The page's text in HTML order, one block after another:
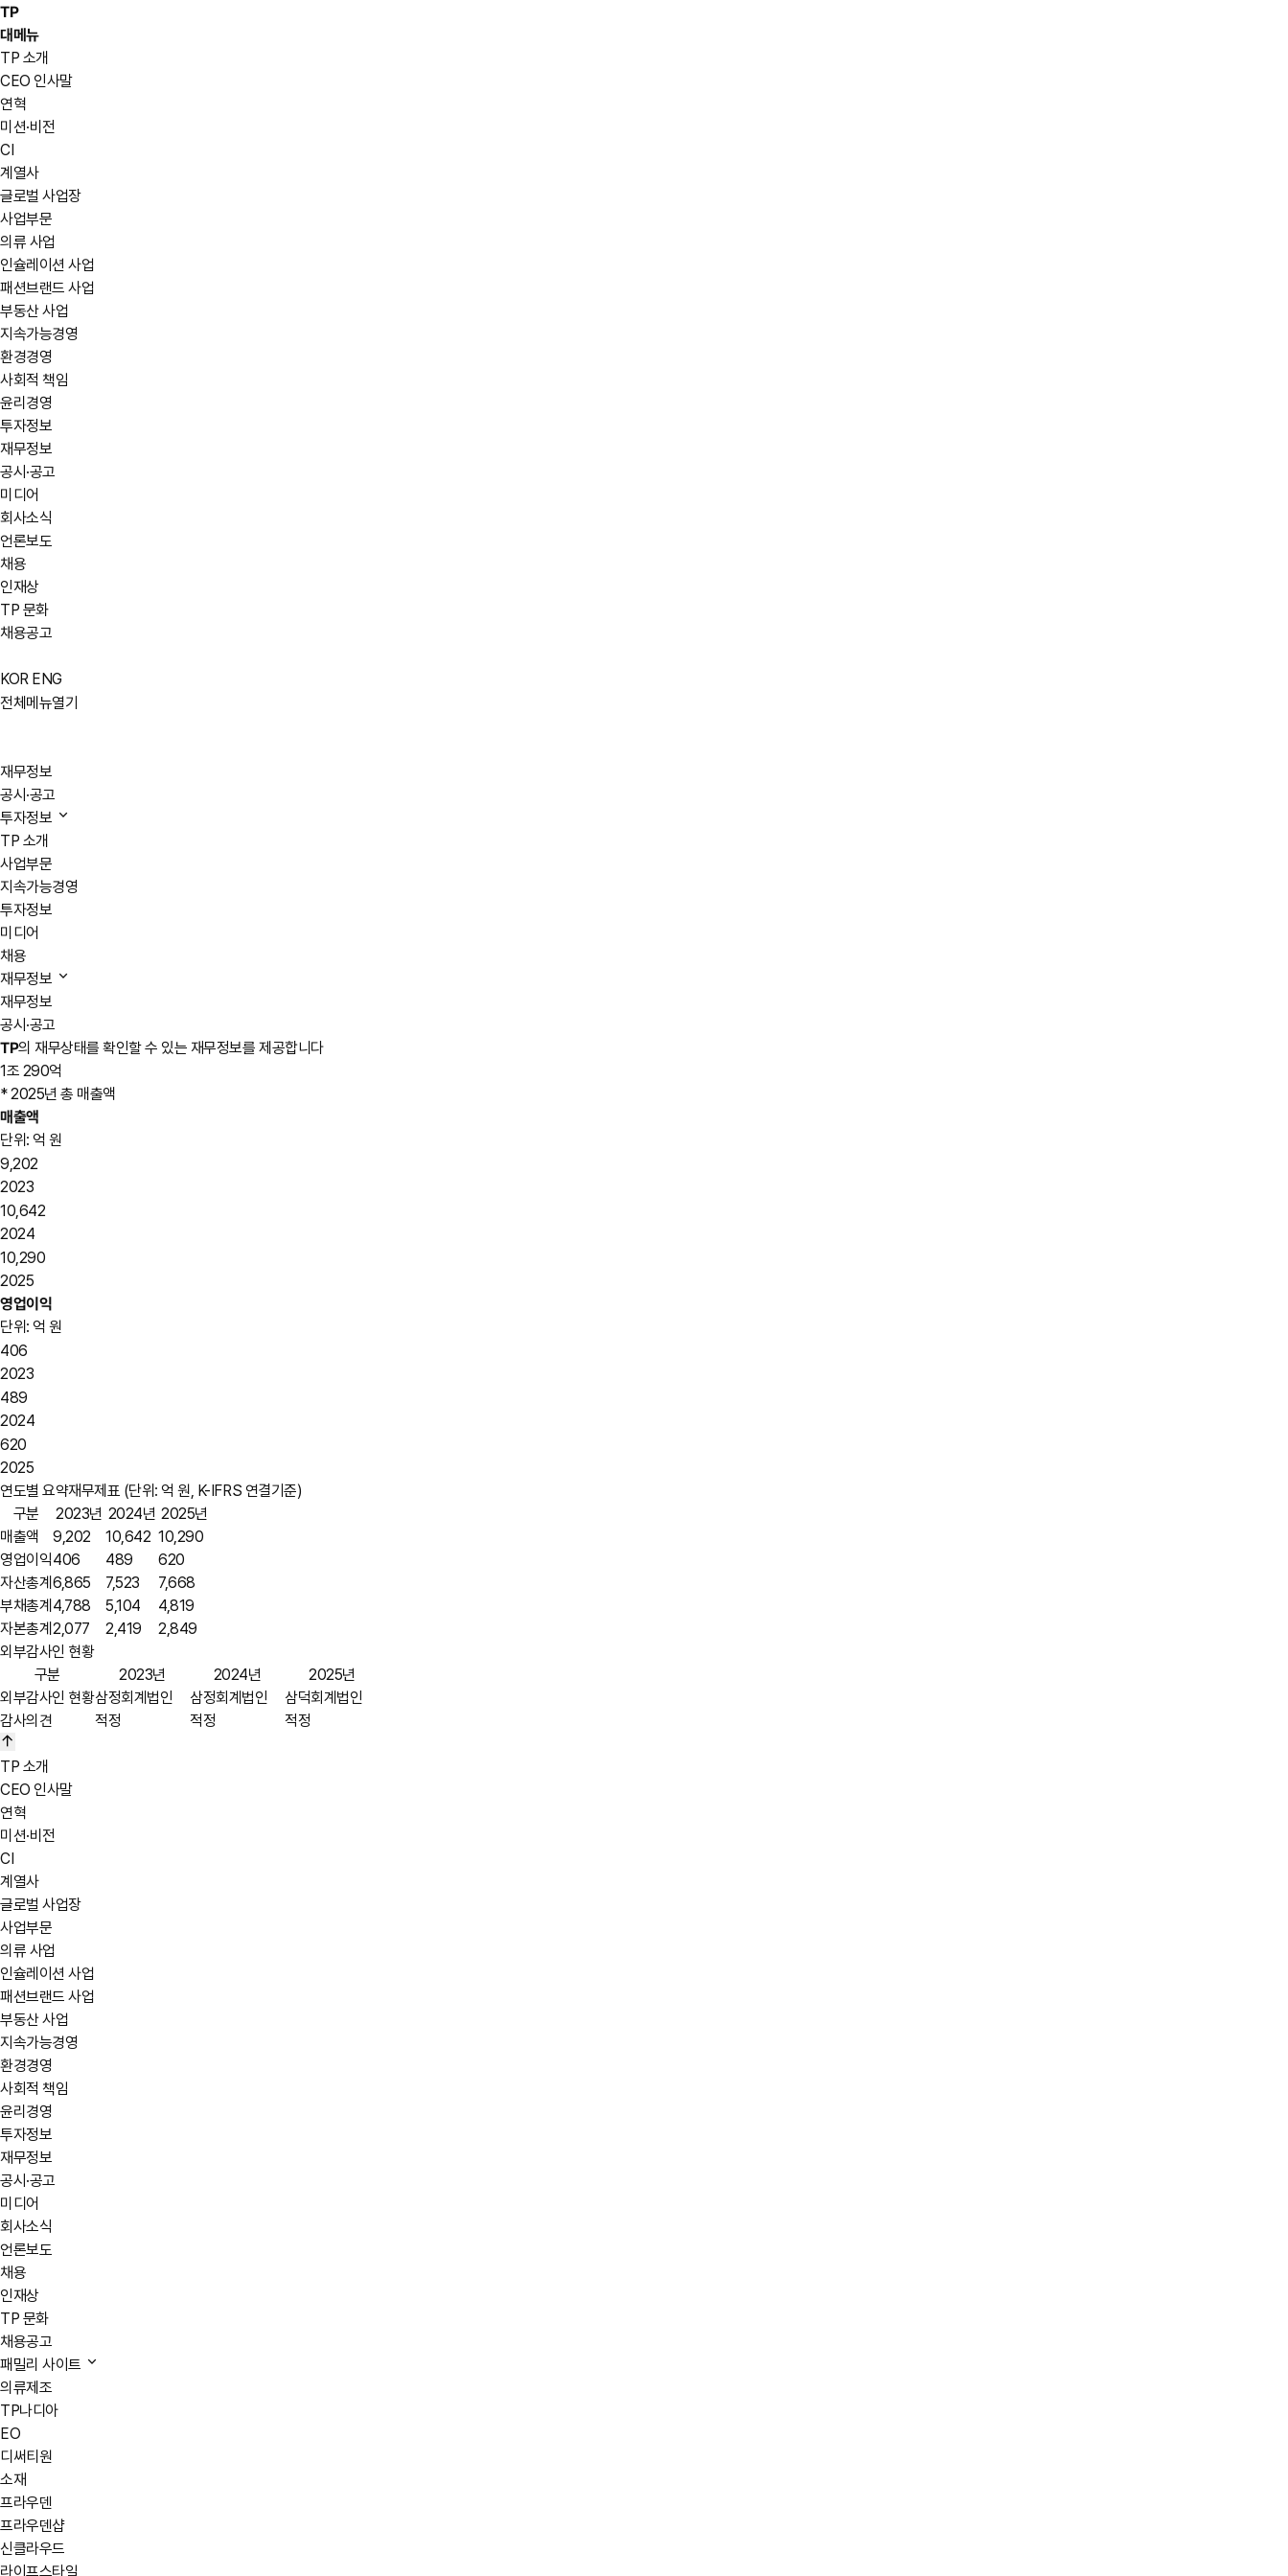
TP
대메뉴
TP 소개
CEO 인사말
연혁
미션·비전
CI
계열사
글로벌 사업장
사업부문
의류 사업
인슐레이션 사업
패션브랜드 사업
부동산 사업
지속가능경영
환경경영
사회적 책임
윤리경영
투자정보
재무정보
공시·공고
미디어
회사소식
언론보도
채용
인재상
TP 문화
채용공고
KOR ENG
전체메뉴열기
재무정보
공시·공고
투자정보
TP 소개
사업부문
지속가능경영
투자정보
미디어
채용
재무정보
재무정보
공시·공고
TP의 재무상태를 확인할 수 있는 재무정보를 제공합니다
1조 290억
* 2025년 총 매출액
매출액
단위: 억 원
9,202
2023
10,642
2024
10,290
2025
영업이익
단위: 억 원
406
2023
489
2024
620
2025
연도별 요약재무제표 (단위: 억 원, K-IFRS 연결기준)
구분
2023년 2024년 2025년
매출액
9,202 10,642 10,290
영업이익406 489
620
자산총계 6,865 7,523
7,668
부채총계 4,788 5,104
4,819
자본총계 2,077 2,419
2,849
외부감사인 현황
구분
2023년 2024년
2025년
외부감사인 현황삼정회계법인 삼정회계법인
삼덕회계법인
감사의견
적정 적정 적정
TP 소개
CEO 인사말
연혁
미션·비전
CI
계열사
글로벌 사업장
사업부문
의류 사업
인슐레이션 사업
패션브랜드 사업
부동산 사업
지속가능경영
환경경영
사회적 책임
윤리경영
투자정보
재무정보
공시·공고
미디어
회사소식
언론보도
채용
인재상
TP 문화
채용공고
패밀리 사이트
의류제조
TP나디아
EO
디써티원
소재
프라우덴
프라우덴샵
신클라우드
라이프스타일